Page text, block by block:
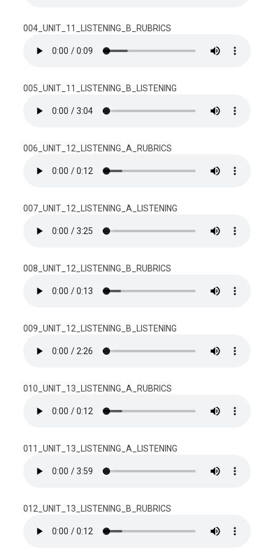
004_UNIT_11_LISTENING_B_RUBRICS
005_UNIT_11_LISTENING_B_LISTENING
006_UNIT_12_LISTENING_A_RUBRICS
007_UNIT_12_LISTENING_A_LISTENING
008_UNIT_12_LISTENING_B_RUBRICS
009_UNIT_12_LISTENING_B_LISTENING
010_UNIT_13_LISTENING_A_RUBRICS
011_UNIT_13_LISTENING_A_LISTENING
012_UNIT_13_LISTENING_B_RUBRICS